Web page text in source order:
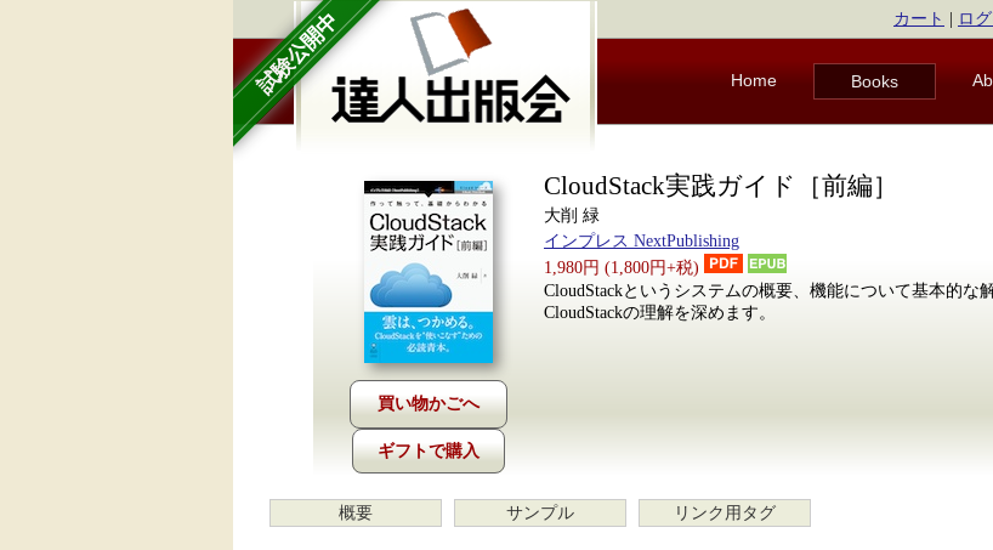
試験公開中 カート ロ
Home Books
ギフトで購入
CloudStack実践ガイド［前編］
大削 緑
インプレス NextPublishing
1,980円 (1,800円+税)
CloudStackというシステムの概要、機能について基本的な
CloudStackの理解を深めます。
概要 サンプル リンク用タグ